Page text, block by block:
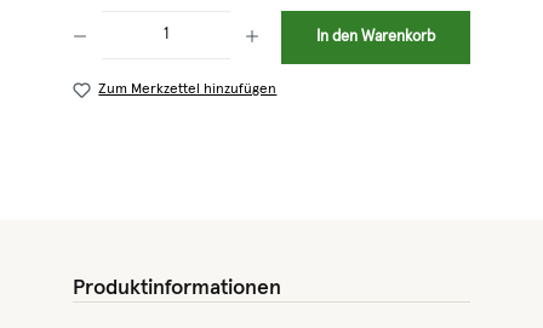
In den Warenkorb
Zum Merkzettel hinzufügen
Produktinformationen